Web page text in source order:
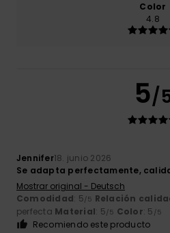
Color
4.8
5/
Jennifer18. junio 2026
Se adapta perfectamente,
Mostrar original - Deutsch
Comodidad: 5/5 Relación
perfecta Material: 5/5 Color: 5 /5
Recomiendo este producto